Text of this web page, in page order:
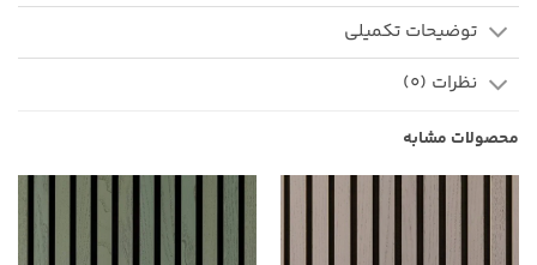
توضیحات تکمیلی
نظرات (0)
محصولات مشابه